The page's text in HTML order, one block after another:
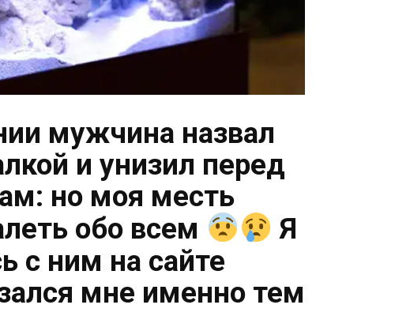
мужчина назвал
и унизил перед
но моя месть
обо всем
Я
с ним на сайте
мне именно тем